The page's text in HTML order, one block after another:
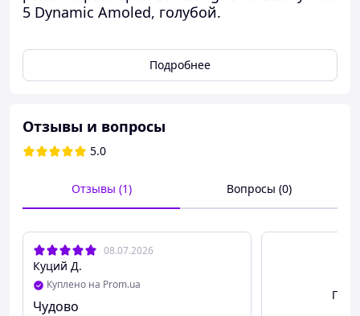
5 Dynamic Amoled, голубой.
матрице есть родная оригинальная
защитная пленка.
Даем гарантию на проверку! Возможна
установка.
запчасти от официальных поставщиков,
качество гарантируем!
Подробнее
Отзывы и вопросы
5.0
Отзывы (1) Вопросы (0)
08.07.2026
Куций Д.
Куплено на Prom.ua
Чудово